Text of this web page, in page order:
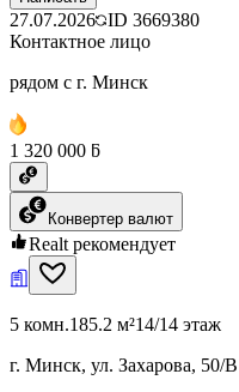
27.07.2026 ID 3669380
Контактное лицо
рядом с г. Минск
1 320 000 ƃ
Конвертер валют
Realt рекомендует
5 комн.185.2 м²14/14 этаж
г. Минск, ул. Захарова, 50/В